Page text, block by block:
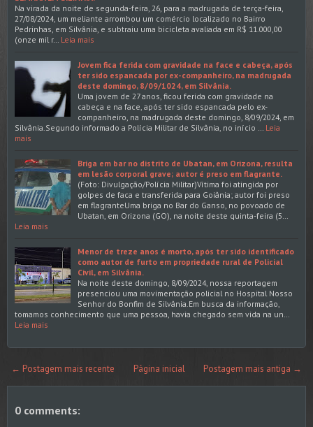
Na virada da noite de segunda-feira, 26, para a madrugada de terça-feira,
27/08/2024, um meliante arrombou um comércio localizado no Bairro
Pedrinhas, em Silvânia, e subtraiu uma bicicleta avaliada em R$ 11.000,00
(onze mil r…
Leia mais
Jovem fica ferida com gravidade na face e cabeça, após
ter sido espancada por ex-companheiro, na madrugada
deste domingo, 8/09/1024, em Silvânia.
Uma jovem de 27 anos, ficou ferida com gravidade na
cabeça e na face, após ter sido espancada pelo ex-
companheiro, na madrugada deste domingo, 8/09/2024, em
Silvânia.Segundo informado a Polícia Militar de Silvânia, no início …
Leia
mais
Briga em bar no distrito de Ubatan, em Orizona, resulta
em lesão corporal grave; autor é preso em flagrante.
(Foto: Divulgação/Polícia Militar)Vítima foi atingida por
golpes de faca e transferida para Goiânia; autor foi preso
em flagranteUma briga no Bar do Ganso, no povoado de
Ubatan, em Orizona (GO), na noite deste quinta-feira (5…
Leia mais
Menor de treze anos é morto, após ter sido identificado
como autor de furto em propriedade rural de Policial
Civil, em Silvânia.
Na noite deste domingo, 8/09/2024, nossa reportagem
presenciou uma movimentação policial no Hospital Nosso
Senhor do Bonfim de Silvânia.Em busca da informação,
tomamos conhecimento que uma pessoa, havia chegado sem vida na un…
Leia mais
← Postagem mais recente Postagem mais antiga →
Página inicial
0 comments: